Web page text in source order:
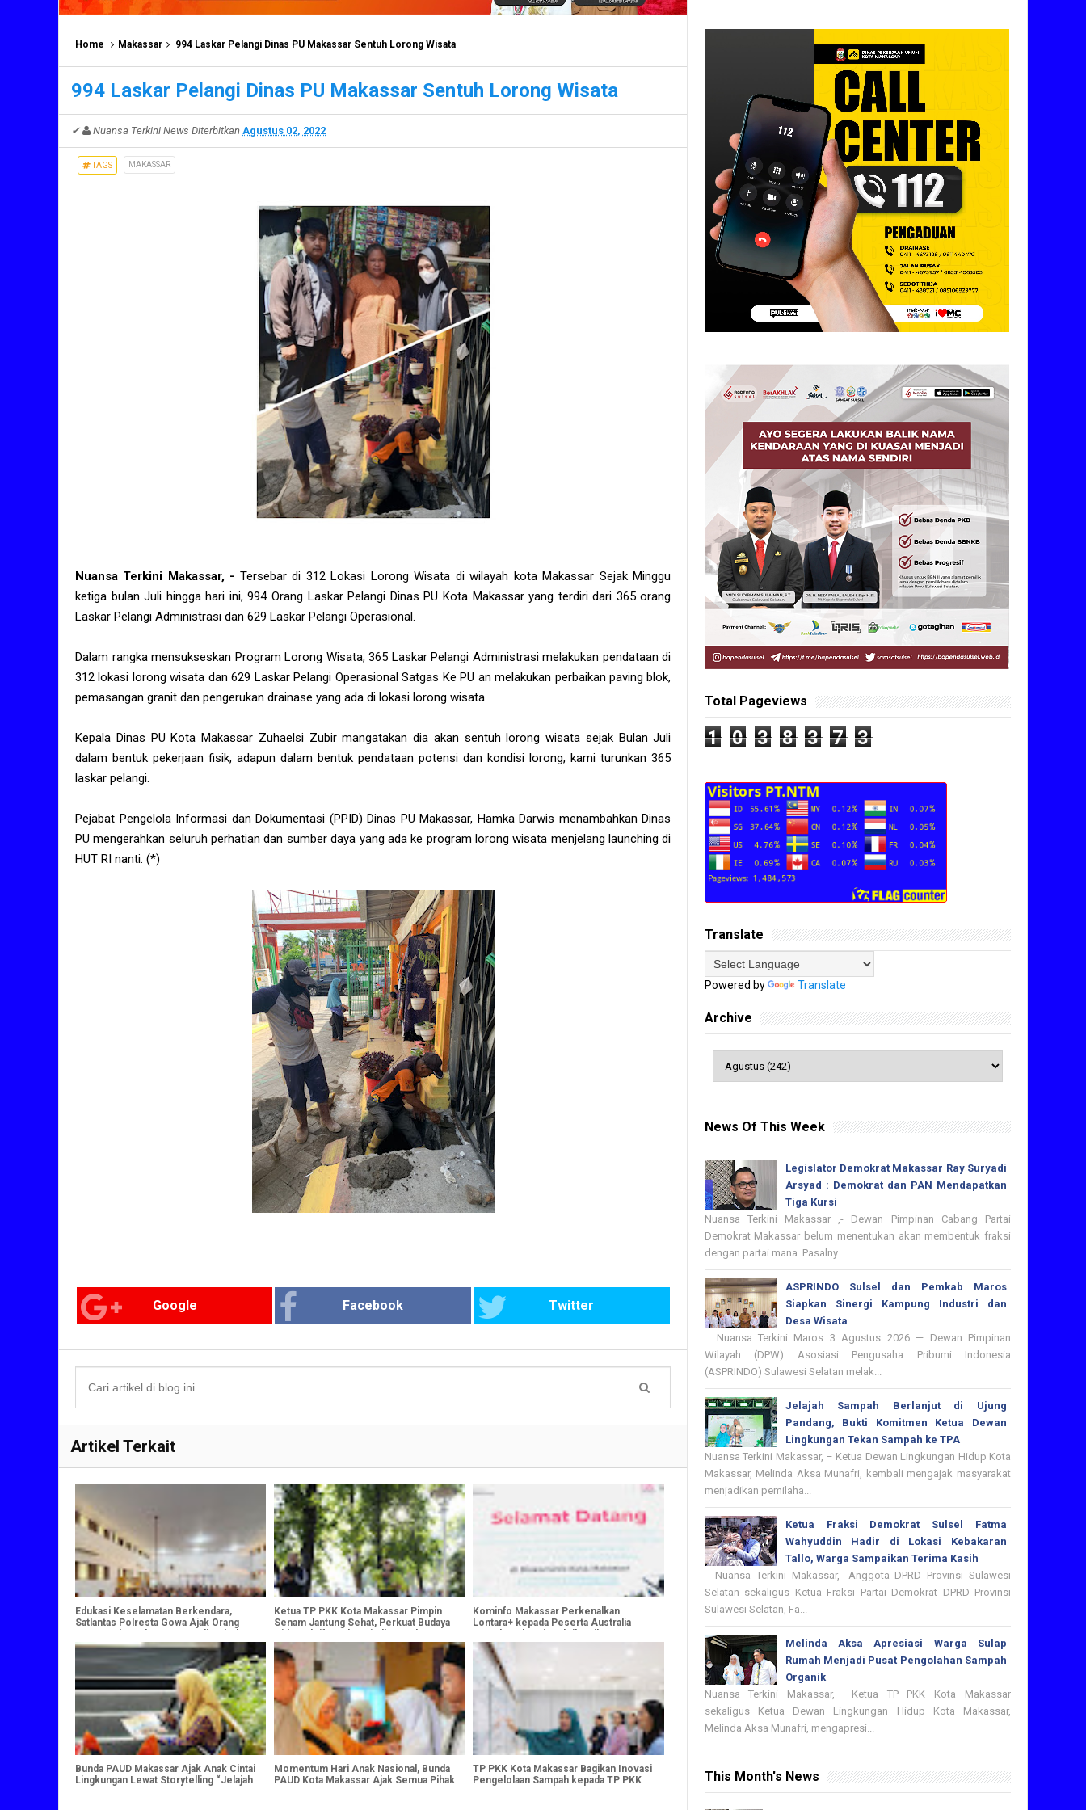
Home Makassar 994 Laskar Pelangi Dinas PU Makassar Sentuh Lorong Wisata
994 Laskar Pelangi Dinas PU Makassar Sentuh Lorong Wisata
✔ Nuansa Terkini News Diterbitkan Agustus 02, 2022
TAGS MAKASSAR
Nuansa Terkini Makassar, - Tersebar di 312 Lokasi Lorong Wisata di wilayah kota Makassar Sejak Minggu
ketiga bulan Juli hingga hari ini, 994 Orang Laskar Pelangi Dinas PU Kota Makassar yang terdiri dari 365 orang
Laskar Pelangi Administrasi dan 629 Laskar Pelangi Operasional.
Dalam rangka mensukseskan Program Lorong Wisata, 365 Laskar Pelangi Administrasi melakukan pendataan di
312 lokasi lorong wisata dan 629 Laskar Pelangi Operasional Satgas Ke PU an melakukan perbaikan paving blok,
pemasangan granit dan pengerukan drainase yang ada di lokasi lorong wisata.
Kepala Dinas PU Kota Makassar Zuhaelsi Zubir mangatakan dia akan sentuh lorong wisata sejak Bulan Juli
dalam bentuk pekerjaan fisik, adapun dalam bentuk pendataan potensi dan kondisi lorong, kami turunkan 365
laskar pelangi.
Pejabat Pengelola Informasi dan Dokumentasi (PPID) Dinas PU Makassar, Hamka Darwis menambahkan Dinas
PU mengerahkan seluruh perhatian dan sumber daya yang ada ke program lorong wisata menjelang launching di
HUT RI nanti. (*)
Google Facebook Twitter
Artikel Terkait
Edukasi Keselamatan Berkendara,
Satlantas Polresta Gowa Ajak Orang
Tua Cegah Anak Mengemudi Sebelum
Cukup Umur
Ketua TP PKK Kota Makassar Pimpin
Senam Jantung Sehat, Perkuat Budaya
Hidup Aktif untuk Wujudkan Keluarga
Berdaya
Kominfo Makassar Perkenalkan
Lontara+ kepada Peserta Australia
Awards sebagai Praktik Baik
Transformasi Digital
Bunda PAUD Makassar Ajak Anak Cintai
Lingkungan Lewat Storytelling “Jelajah
Hijau di Pantai Losari
Momentum Hari Anak Nasional, Bunda
PAUD Kota Makassar Ajak Semua Pihak
Jaga Masa Depan Anak
TP PKK Kota Makassar Bagikan Inovasi
Pengelolaan Sampah kepada TP PKK
Berbagai Daerah
Total Pageviews
1 0 3 8 3 7 3
Translate
Powered by Translate
Archive
News Of This Week
Legislator Demokrat Makassar Ray Suryadi
Arsyad : Demokrat dan PAN Mendapatkan
Tiga Kursi
Nuansa Terkini Makassar ,- Dewan Pimpinan Cabang Partai
Demokrat Makassar belum menentukan akan membentuk fraksi
dengan partai mana. Pasalny...
ASPRINDO Sulsel dan Pemkab Maros
Siapkan Sinergi Kampung Industri dan
Desa Wisata
Nuansa Terkini Maros 3 Agustus 2026 — Dewan Pimpinan
Wilayah (DPW) Asosiasi Pengusaha Pribumi Indonesia
(ASPRINDO) Sulawesi Selatan melak...
Jelajah Sampah Berlanjut di Ujung
Pandang, Bukti Komitmen Ketua Dewan
Lingkungan Tekan Sampah ke TPA
Nuansa Terkini Makassar, – Ketua Dewan Lingkungan Hidup Kota
Makassar, Melinda Aksa Munafri, kembali mengajak masyarakat
menjadikan pemilaha...
Ketua Fraksi Demokrat Sulsel Fatma
Wahyuddin Hadir di Lokasi Kebakaran
Tallo, Warga Sampaikan Terima Kasih
Nuansa Terkini Makassar,- Anggota DPRD Provinsi Sulawesi
Selatan sekaligus Ketua Fraksi Partai Demokrat DPRD Provinsi
Sulawesi Selatan, Fa...
Melinda Aksa Apresiasi Warga Sulap
Rumah Menjadi Pusat Pengolahan Sampah
Organik
Nuansa Terkini Makassar,— Ketua TP PKK Kota Makassar
sekaligus Ketua Dewan Lingkungan Hidup Kota Makassar,
Melinda Aksa Munafri, mengapresi...
This Month's News